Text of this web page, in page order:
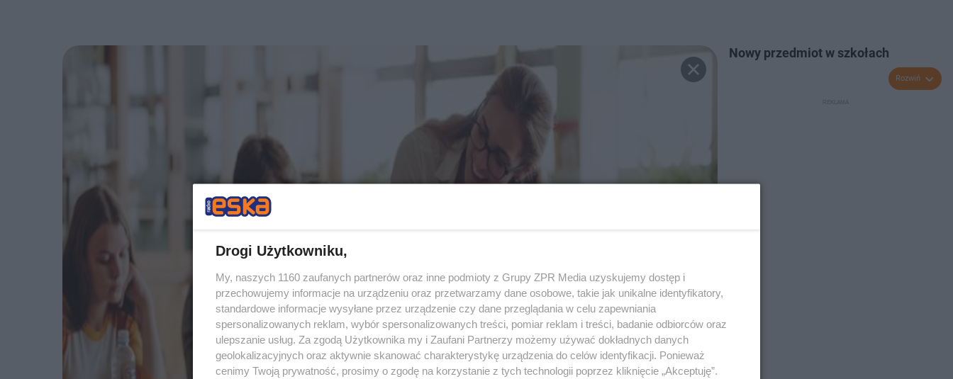
Nowy przedmiot w szkołach
Rozwiń
Drogi Użytkowniku,
My, naszych 1160 zaufanych partnerów oraz inne podmioty z Grupy ZPR Media uzyskujemy dostęp i
przechowujemy informacje na urządzeniu oraz przetwarzamy dane osobowe, takie jak unikalne identyfikatory,
standardowe informacje wysyłane przez urządzenie czy dane przeglądania w celu zapewniania
spersonalizowanych reklam, wybór spersonalizowanych treści, pomiar reklam i treści, badanie odbiorców oraz
ulepszanie usług. Za zgodą Użytkownika my i Zaufani Partnerzy możemy używać dokładnych danych
geolokalizacyjnych oraz aktywnie skanować charakterystykę urządzenia do celów identyfikacji. Ponieważ
cenimy Twoją prywatność, prosimy o zgodę na korzystanie z tych technologii poprzez kliknięcie „Akceptuję”.